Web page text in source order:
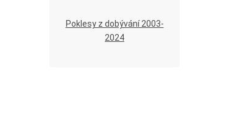
Poklesy z dobývání 2003-
2024